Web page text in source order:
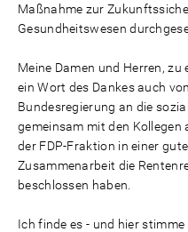
Maßnahme zur
Gesundheitswesen
Meine Damen und Herren,
ein Wort des Dankes auch
Bundesregierung an die
gemeinsam mit den Kollegen
der FDP-Fraktion in einer
Zusammenarbeit die
beschlossen haben.
Ich finde es - und hier